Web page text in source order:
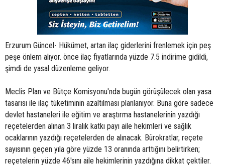
Erzurum Güncel- Hükümet, artan ilaç giderlerini frenlemek için peş
peşe önlem alıyor. önce ilaç fiyatlarında yüzde 7.5 indirime gidildi,
şimdi de yasal düzenleme geliyor.
Meclis Plan ve Bütçe Komisyonu'nda bugün görüşülecek olan yasa
tasarısı ile ilaç tüketiminin azaltılması planlanıyor. Buna göre sadece
devlet hastaneleri ile eğitim ve araştırma hastanelerinin yazdığı
reçetelerden alınan 3 liralık katkı payı aile hekimleri ve sağlık
ocaklarının yazdığı reçetelerden de alınacak. Bürokratlar, reçete
sayısının geçen yıla göre yüzde 13 oranında arttığını belirtirken;
reçetelerin yüzde 46'sını aile hekimlerinin yazdığına dikkat çektiler.